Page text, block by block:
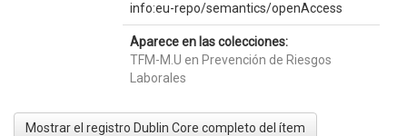
info:eu-repo/semantics/openAccess
Aparece en las colecciones:
TFM-M.U en Prevención de Riesgos
Laborales
Mostrar el registro Dublin Core completo del ítem